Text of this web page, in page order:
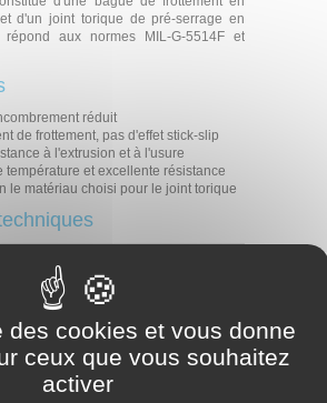
d'un joint torique de pré-serrage en
répond aux normes MIL-G-5514F et
réduit
de frottement, pas d'effet stick-slip
à l'extrusion et à l'usure
température et excellente résistance
le matériau choisi pour le joint torique
35 MPa
5 m/s
Huiles hydrauliques minérales
Fluides biocompatibles
Eau
Autres (contactez nos experts)
des cookies et vous donne
ceux que vous souhaitez
activer